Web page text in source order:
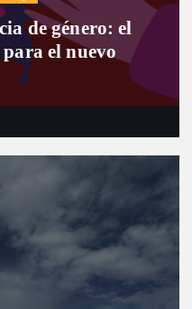
de género: el
el nuevo